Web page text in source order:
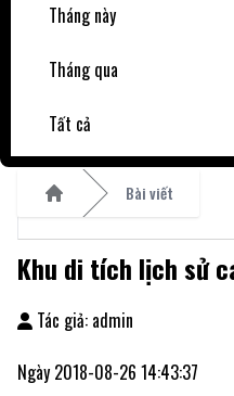
Tháng này
Tháng qua
Tất cả
Bài viết
Khu di tích lịch sử
Tác giả: admin
Ngày 2018-08-26 14:43:37